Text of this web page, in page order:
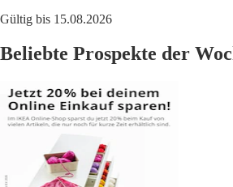
Gültig bis 15.08.2026
Beliebte Prospekte der